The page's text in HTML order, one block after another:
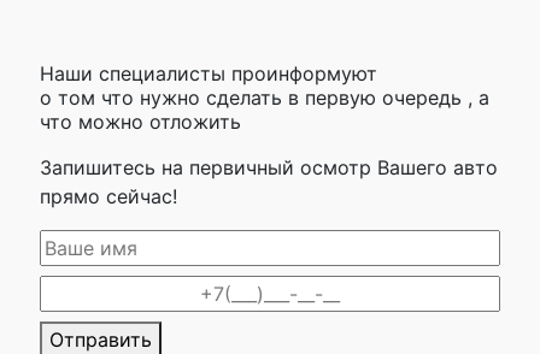
Наши специалисты проинформуют
о том что нужно сделать в первую очередь , а
что можно отложить
Запишитесь на первичный осмотр Вашего авто
прямо сейчас!
Отправить